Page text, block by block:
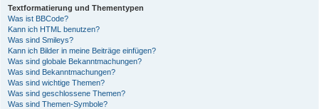
Textformatierung und Thementypen
Was ist BBCode?
Kann ich HTML benutzen?
Was sind Smileys?
Kann ich Bilder in meine Beiträge einfügen?
Was sind globale Bekanntmachungen?
Was sind Bekanntmachungen?
Was sind wichtige Themen?
Was sind geschlossene Themen?
Was sind Themen-Symbole?